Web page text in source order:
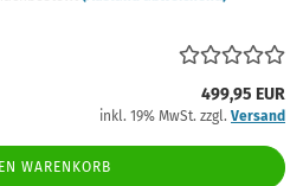
499,95 EUR
inkl. 19% MwSt. zzgl. Versand
WARENKORB